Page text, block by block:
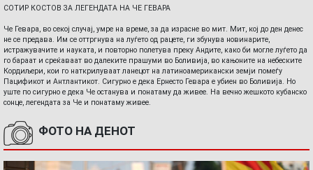
СОТИР КОСТОВ ЗА ЛЕГЕНДАТА НА ЧЕ ГЕВАРА
Че Гевара, во секој случај, умре на време, за да израсне во мит. Мит, кој до ден денес
не се предава. Им се оттргнува на луѓето од рацете, ги збунува новинарите,
истражувачите и науката, и повторно полетува преку Андите, како би могле луѓето да
го бараат и среќаваат во далеките прашуми во Боливија, во кањоните на небеските
Кордиљери, кои го наткрилуваат ланецот на латиноамерикански земји помеѓу
Пацификот и Антлантикот. Сигурно е дека Ернесто Гевара е убиен во Боливија. Но
уште по сигурно е дека Че останува и понатаму да живее. На вечно жешкото кубанско
сонце, легендата за Че и понатаму живее.
ФОТО НА ДЕНОТ